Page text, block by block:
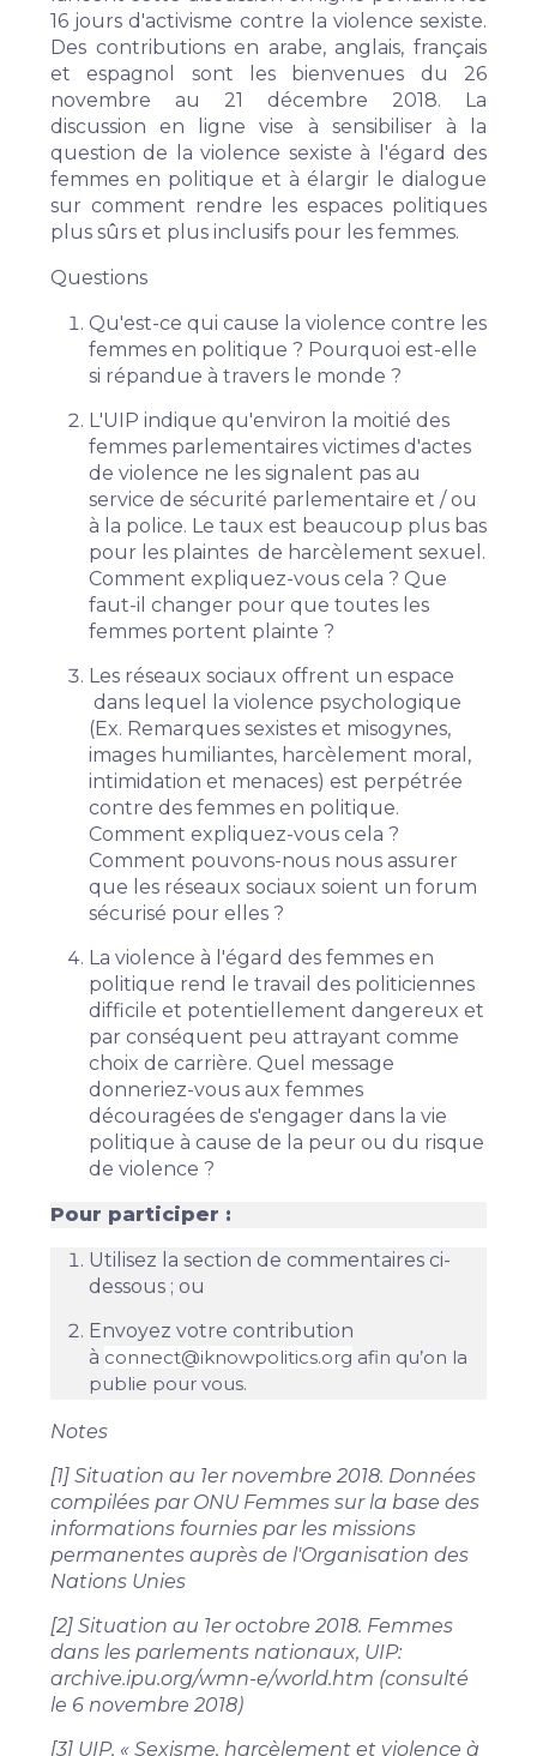
16 jours d'activisme contre la violence sexiste.
Des contributions en arabe, anglais, français
et espagnol sont les bienvenues du 26
novembre au 21 décembre 2018. La
discussion en ligne vise à sensibiliser à la
question de la violence sexiste à l'égard des
femmes en politique et à élargir le dialogue
sur comment rendre les espaces politiques
plus sûrs et plus inclusifs pour les femmes.
Questions
Qu'est-ce qui cause la violence contre les
femmes en politique ? Pourquoi est-elle
si répandue à travers le monde ?
L'UIP indique qu'environ la moitié des
femmes parlementaires victimes d'actes
de violence ne les signalent pas au
service de sécurité parlementaire et / ou
à la police. Le taux est beaucoup plus bas
pour les plaintes de harcèlement sexuel.
Comment expliquez-vous cela ? Que
faut-il changer pour que toutes les
femmes portent plainte ?
Les réseaux sociaux offrent un espace
dans lequel la violence psychologique
(Ex. Remarques sexistes et misogynes,
images humiliantes, harcèlement moral,
intimidation et menaces) est perpétrée
contre des femmes en politique.
Comment expliquez-vous cela ?
Comment pouvons-nous nous assurer
que les réseaux sociaux soient un forum
sécurisé pour elles ?
La violence à l'égard des femmes en
politique rend le travail des politiciennes
difficile et potentiellement dangereux et
par conséquent peu attrayant comme
choix de carrière. Quel message
donneriez-vous aux femmes
découragées de s'engager dans la vie
politique à cause de la peur ou du risque
de violence ?
Pour participer :
Utilisez la section de commentaires ci-
dessous ; ou
Envoyez votre contribution
à connect@iknowpolitics.org afin qu’on la
publie pour vous.
Notes
[1] Situation au 1er novembre 2018. Données
compilées par ONU Femmes sur la base des
informations fournies par les missions
permanentes auprès de l'Organisation des
Nations Unies
[2] Situation au 1er octobre 2018. Femmes
dans les parlements nationaux, UIP:
archive.ipu.org/wmn-e/world.htm (consulté
le 6 novembre 2018)
[3] UIP, « Sexisme, harcèlement et violence à